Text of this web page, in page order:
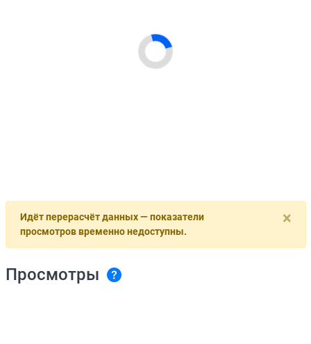
×
Идёт перерасчёт данных — показатели
просмотров временно недоступны.
Просмотры